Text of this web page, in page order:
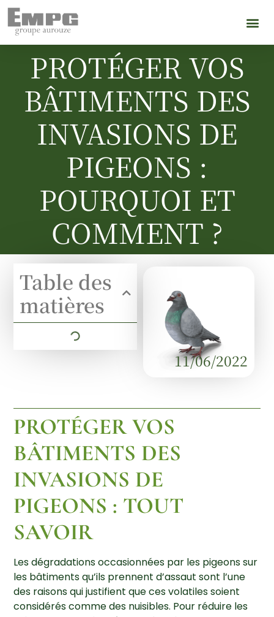
PROTÉGER VOS
BÂTIMENTS DES
INVASIONS DE
PIGEONS :
POURQUOI ET
COMMENT ?
Table des
matières
11/06/2022
PROTÉGER VOS
BÂTIMENTS DES
INVASIONS DE
PIGEONS : TOUT
SAVOIR
Les dégradations occasionnées par les pigeons sur
les bâtiments qu’ils prennent d’assaut sont l’une
des raisons qui justifient que ces volatiles soient
considérés comme des nuisibles. Pour réduire les